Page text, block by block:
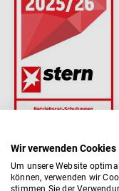
Wir verwenden Cookies
Um unsere Website
können, verwenden wir
stimmen Sie der